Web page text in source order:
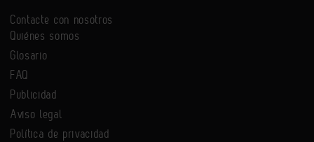
Contacte con nosotros
Quiénes somos
Glosario
FAQ
Publicidad
Aviso legal
Política de privacidad